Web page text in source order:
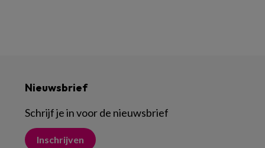
Nieuwsbrief
Schrijf je in voor de nieuwsbrief
Inschrijven